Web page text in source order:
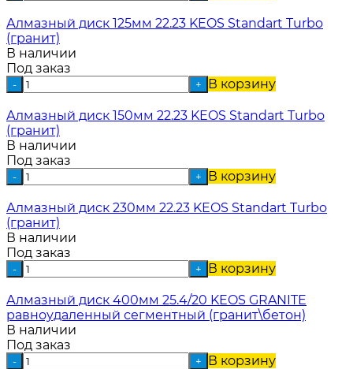
Алмазный диск 125мм 22.23 KEOS Standart Turbo
(гранит)
В наличии
Под заказ
- + В корзину
Алмазный диск 150мм 22.23 KEOS Standart Turbo
(гранит)
В наличии
Под заказ
- + В корзину
Алмазный диск 230мм 22.23 KEOS Standart Turbo
(гранит)
В наличии
Под заказ
- + В корзину
Алмазный диск 400мм 25.4/20 KEOS GRANITE
равноудаленный сегментный (гранит\бетон)
В наличии
Под заказ
- + В корзину